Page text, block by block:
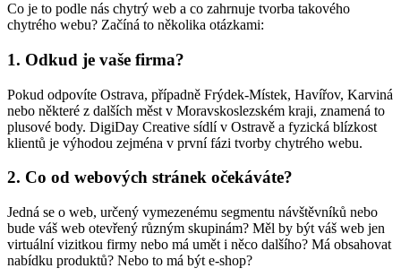
Co je to podle nás chytrý web a co zahrnuje tvorba takového
chytrého webu? Začíná to několika otázkami:
1. Odkud je vaše firma?
Pokud odpovíte Ostrava, případně Frýdek-Místek, Havířov, Karviná
nebo některé z dalších měst v Moravskoslezském kraji, znamená to
plusové body. DigiDay Creative sídlí v Ostravě a fyzická blízkost
klientů je výhodou zejména v první fázi tvorby chytrého webu.
2. Co od webových stránek očekáváte?
Jedná se o web, určený vymezenému segmentu návštěvníků nebo
bude váš web otevřený různým skupinám? Měl by být váš web jen
virtuální vizitkou firmy nebo má umět i něco dalšího? Má obsahovat
nabídku produktů? Nebo to má být e-shop?